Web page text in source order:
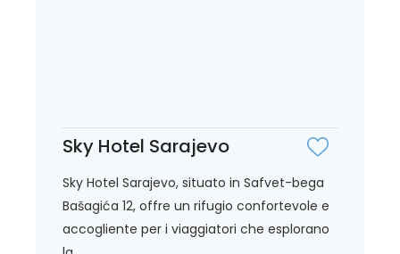
Sky Hotel Sarajevo
Sky Hotel Sarajevo, situato in Safvet-bega
Bašagića 12, offre un rifugio confortevole e
accogliente per i viaggiatori che esplorano